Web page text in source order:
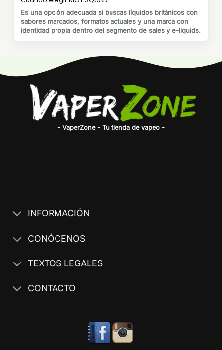
Es una opción adecuada si buscas líquidos británicos con
sabores marcados, formatos actuales y una marca con
identidad propia dentro del segmento de sales y e-liquids.
- VaperZone - Tu tienda de vapeo -
INFORMACIÓN
CONÓCENOS
TEXTOS LEGALES
CONTACTO